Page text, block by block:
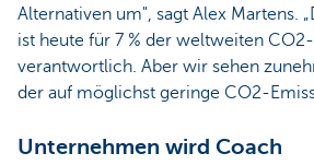
Alternativen um", sagt Alex Martens.
ist heute für 7 % der weltweiten
verantwortlich. Aber wir sehen
der auf möglichst geringe CO2-
Unternehmen wird Coach